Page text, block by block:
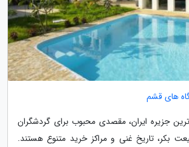
های قشم
جزیره ایران، مقصدی محبوب برای گردشگران
بکر، تاریخ غنی و مراکز خرید متنوع هستند.